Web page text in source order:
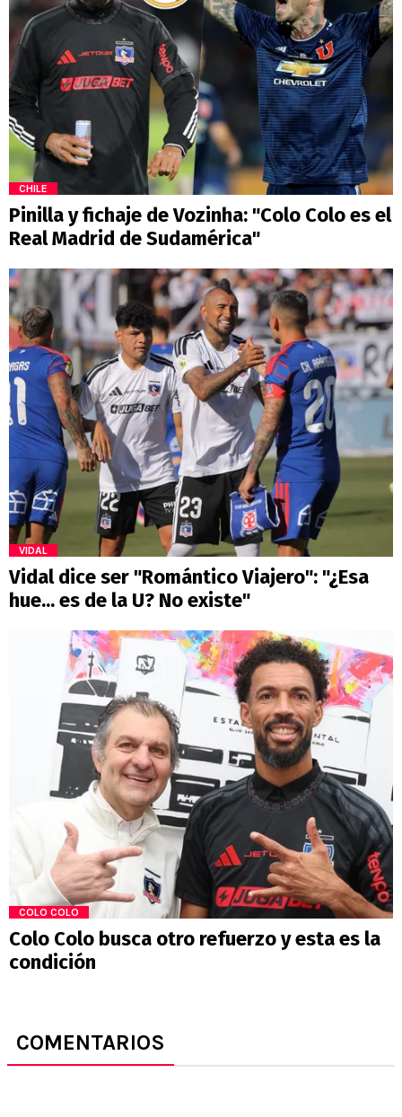
CHILE
Pinilla y fichaje de Vozinha: "Colo Colo es el
Real Madrid de Sudamérica"
VIDAL
Vidal dice ser "Romántico Viajero": "¿Esa
hue... es de la U? No existe"
COLO COLO
Colo Colo busca otro refuerzo y esta es la
condición
COMENTARIOS